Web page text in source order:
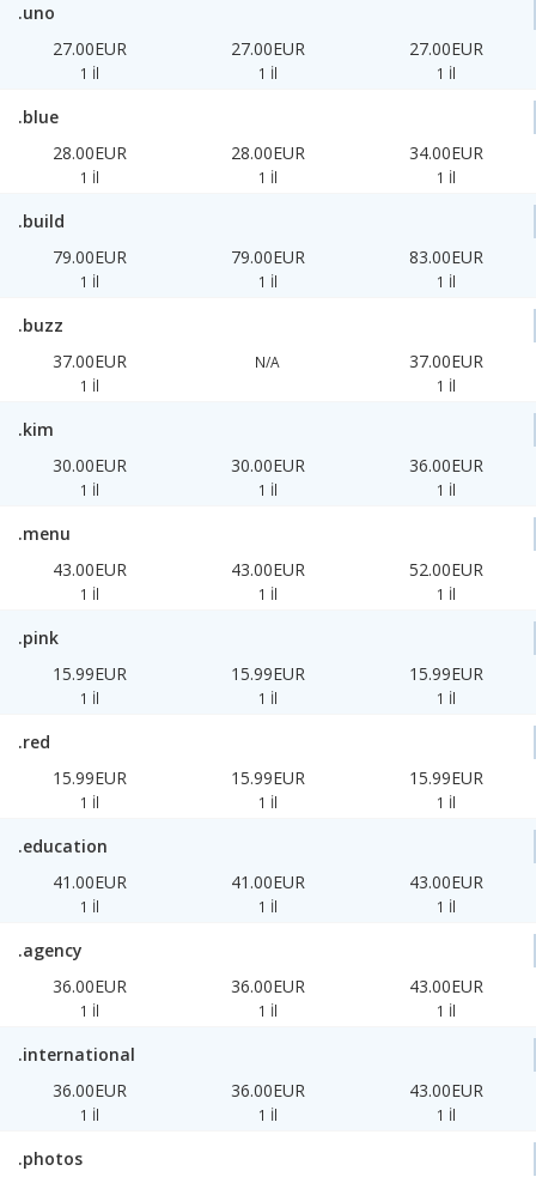
.uno
27.00EUR
1 İl
27.00EUR
1 İl
27.00EUR
1 İl
.blue
28.00EUR
1 İl
28.00EUR
1 İl
34.00EUR
1 İl
.build
79.00EUR
1 İl
79.00EUR
1 İl
83.00EUR
1 İl
.buzz
37.00EUR
1 İl
N/A 37.00EUR
1 İl
.kim
30.00EUR
1 İl
30.00EUR
1 İl
36.00EUR
1 İl
.menu
43.00EUR
1 İl
43.00EUR
1 İl
52.00EUR
1 İl
.pink
15.99EUR
1 İl
15.99EUR
1 İl
15.99EUR
1 İl
.red
15.99EUR
1 İl
15.99EUR
1 İl
15.99EUR
1 İl
.education
41.00EUR
1 İl
41.00EUR
1 İl
43.00EUR
1 İl
.agency
36.00EUR
1 İl
36.00EUR
1 İl
43.00EUR
1 İl
.international
36.00EUR
1 İl
36.00EUR
1 İl
43.00EUR
1 İl
.photos